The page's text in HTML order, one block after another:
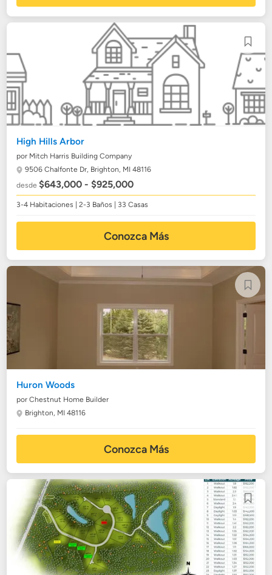
High Hills Arbor
por Mitch Harris Building Company
9506 Chalfonte Dr, Brighton, MI 48116
desde$643,000 - $925,000
3-4 Habitaciones | 2-3 Baños | 33 Casas
Conozca Más
Huron Woods
por Chestnut Home Builder
Brighton, MI 48116
Conozca Más